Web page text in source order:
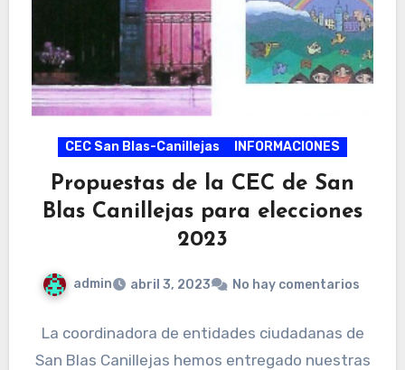
CEC San Blas-Canillejas INFORMACIONES
Propuestas de la CEC de San
Blas Canillejas para elecciones
2023
admin abril 3, 2023 No hay comentarios
La coordinadora de entidades ciudadanas de
San Blas Canillejas hemos entregado nuestras